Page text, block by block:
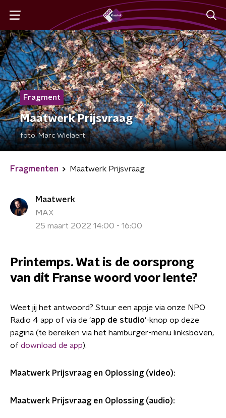
Fragment
Maatwerk Prijsvraag
foto: Marc Wielaert
Fragmenten Maatwerk Prijsvraag
Maatwerk
MAX
25 maart 2022 14:00 - 16:00
Printemps. Wat is de oorsprong
van dit Franse woord voor lente?
Weet jij het antwoord? Stuur een appje via onze NPO
Radio 4 app of via de 'app de studio'-knop op deze
pagina (te bereiken via het hamburger-menu linksboven,
of download de app).
Maatwerk Prijsvraag en Oplossing (video):
Maatwerk Prijsvraag en Oplossing (audio):